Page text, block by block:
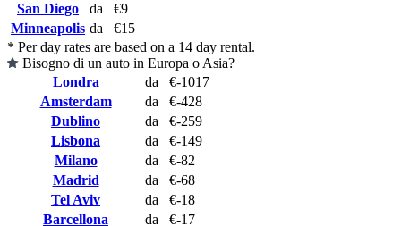
San Diego
da
€9
Minneapolis da
€15
* Per day rates are based on a 14 day rental.
Bisogno di un auto in Europa o Asia?
Londra
da
€-1017
Amsterdam
da
€-428
Dublino
da
€-259
Lisbona
da
€-149
Milano
da
€-82
Madrid
da
€-68
Tel Aviv
da
€-18
Barcellona
da
€-17